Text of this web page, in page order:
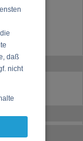
daß
nicht